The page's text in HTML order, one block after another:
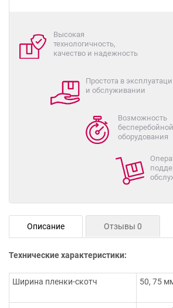
Высокая
технологичность,
качество и надежность
Простота в
и обслуживании
Возможность
оборудования
Описание Отзывы 0
Технические характеристики:
Ширина пленки-скотч 50, 75